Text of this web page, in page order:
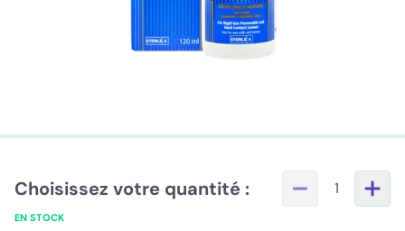
Choisissez votre quantité : 1
EN STOCK